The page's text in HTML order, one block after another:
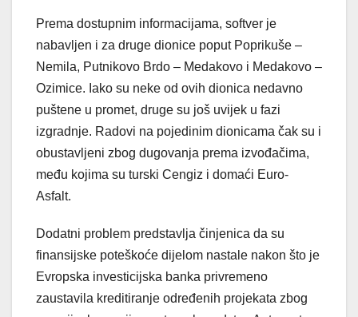
Prema dostupnim informacijama, softver je
nabavljen i za druge dionice poput Poprikuše –
Nemila, Putnikovo Brdo – Medakovo i Medakovo –
Ozimice. Iako su neke od ovih dionica nedavno
puštene u promet, druge su još uvijek u fazi
izgradnje. Radovi na pojedinim dionicama čak su i
obustavljeni zbog dugovanja prema izvođačima,
među kojima su turski Cengiz i domaći Euro-
Asfalt.
Dodatni problem predstavlja činjenica da su
finansijske poteškoće dijelom nastale nakon što je
Evropska investicijska banka privremeno
zaustavila kreditiranje određenih projekata zbog